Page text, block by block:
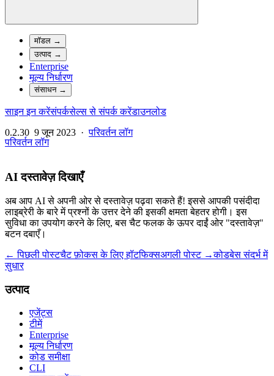
मॉडल →
उत्पाद →
Enterprise
मूल्य निर्धारण
संसाधन→
साइन इन करेंसंपर्कसेल्स से संपर्क करेंडाउनलोड
0.2.30 9 जून 2023 ·परिवर्तन लॉग
परिवर्तन लॉग
AI दस्तावेज़ दिखाएँ
अब आप AI से अपनी ओर से दस्तावेज़ पढ़वा सकते हैं! इससे आपकी पसंदीदा
लाइब्रेरी के बारे में प्रश्नों के उत्तर देने की इसकी क्षमता बेहतर होगी। इस
सुविधा का उपयोग करने के लिए, बस चैट फलक के ऊपर दाईं ओर "दस्तावेज़"
बटन दबाएँ।
← पिछली पोस्टचैट फ़ोकस के लिए हॉटफिक्सअगली पोस्ट →कोडबेस संदर्भ में
सुधार
उत्पाद
एजेंट्स
टीमें
Enterprise
मूल्य निर्धारण
कोड समीक्षा
CLI